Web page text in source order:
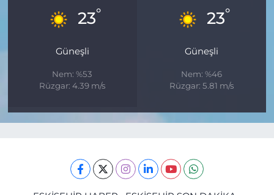
23°
Güneşli
Nem: %53
Rüzgar: 4.39 m/s
23°
Güneşli
Nem: %46
Rüzgar: 5.81 m/s